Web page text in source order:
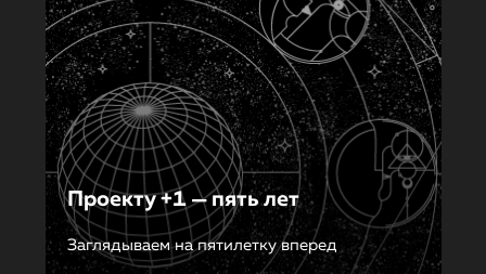
Проекту +1 — пять лет
Заглядываем на пятилетку вперед